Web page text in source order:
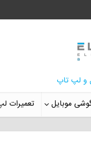
و لپ تاپ
موبایل تعمیرات